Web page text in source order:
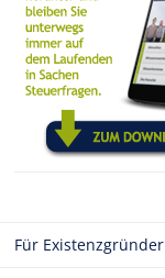
Für Existenzgründer